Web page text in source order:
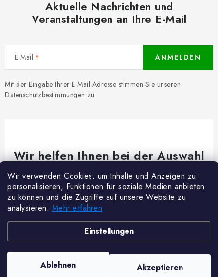
Wir verwenden Cookies, um Inhalte und Anzeigen zu
personalisieren, Funktionen für soziale Medien anbieten
zu können und die Zugriffe auf unsere Website zu
analysieren. Mehr erfahren
Einstellungen
Ablehnen Akzeptieren
Aktuelle Nachrichten und
Veranstaltungen an Ihre E-Mail
E-Mail
Mit der Eingabe Ihrer E-Mail-Adresse stimmen Sie unseren
Datenschutzbestimmungen zu.
ANMELDEN
Wir helfen Ihnen bei der Auswahl
Brauchen Sie Rat bei etwas? Wir sind für dich da!
Kundenservice@woodycrafts.de
+49 211 8694 2501 (Mo-Fr 8:00-16:00)
. Alle Rechte vorbehalten.Cookie-Einstellungen